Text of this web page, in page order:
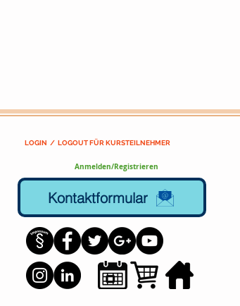
Anmelden/Registrieren
LOGIN / LOGOUT FÜR KURSTEILNEHMER
Kontaktformular